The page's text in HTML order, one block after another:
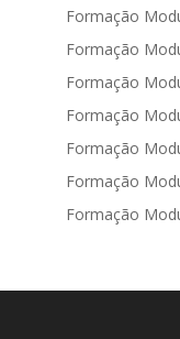
Formação
Formação
Formação
Formação
Formação
Formação
Formação